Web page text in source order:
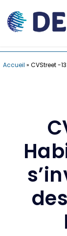
Accueil » CVStreet -